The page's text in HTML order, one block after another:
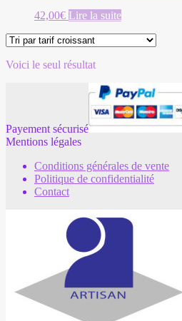
42,00€ Lire la suite
Voici le seul résultat
Payement sécurisé
Mentions légales
Conditions générales de vente
Politique de confidentialité
Contact